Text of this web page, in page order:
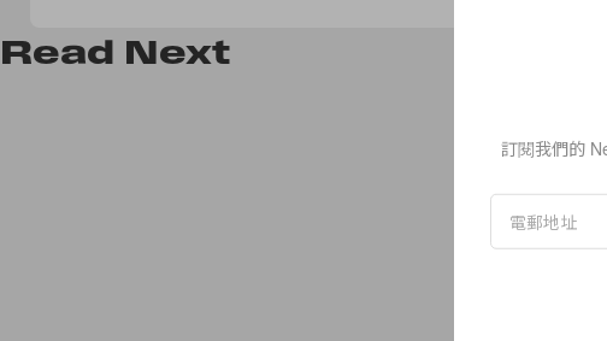
Read Next
訂閱我們的